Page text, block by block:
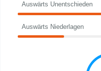
Auswärts Unentschieden
Auswärts Niederlagen